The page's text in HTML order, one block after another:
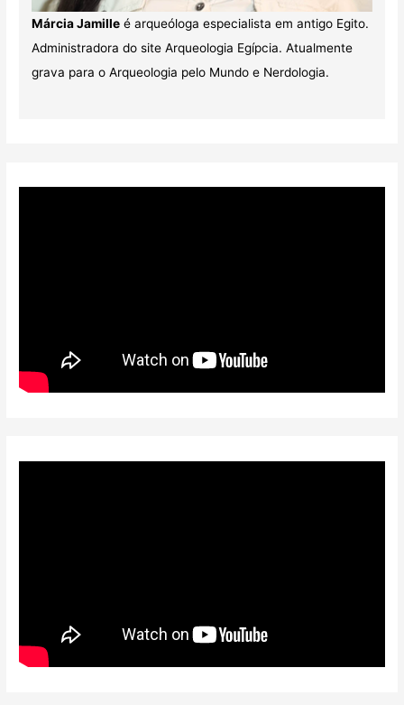
Márcia Jamilleé arqueóloga especialista em antigo Egito.
Administradora do site Arqueologia Egípcia. Atualmente
grava para o Arqueologia pelo Mundo e Nerdologia.